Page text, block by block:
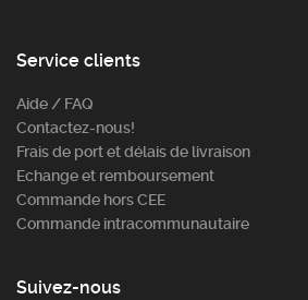
Service clients
Aide / FAQ
Contactez-nous!
Frais de port et délais de livraison
Echange et remboursement
Commande hors CEE
Commande intracommunautaire
Suivez-nous